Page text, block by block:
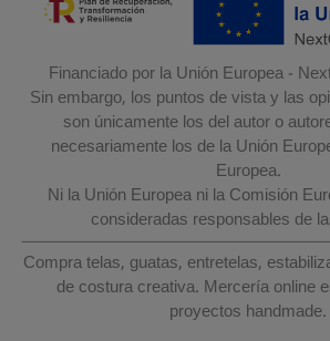
Financiado por la Unión Europea -
Sin embargo, los puntos de vista y las
son únicamente los del autor o
necesariamente los de la Unión
Europea.
Ni la Unión Europea ni la Comisión
consideradas responsables de
Compra telas, guatas, entretelas,
de costura creativa. Mercería online
proyectos handmade.